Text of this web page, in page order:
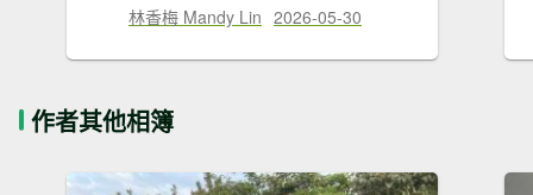
林香梅 Mandy Lin 2026-05-30
作者其他相簿